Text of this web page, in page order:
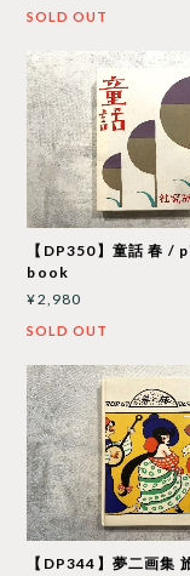
SOLD OUT
【DP350】童話 春 /
book
¥2,980
SOLD OUT
【DP344】夢二画集